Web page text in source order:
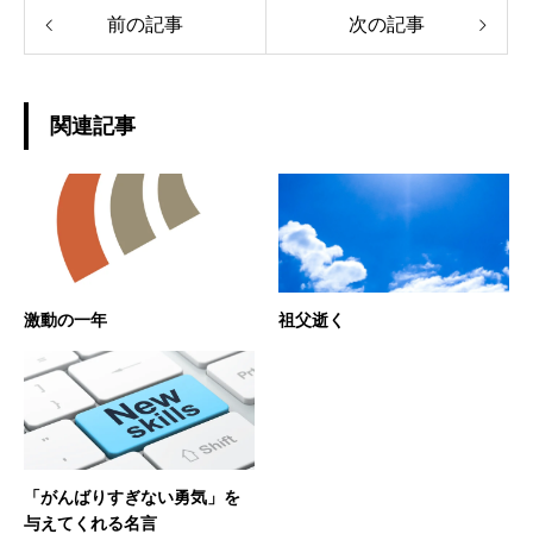
前の記事 次の記事
関連記事
激動の一年 祖父逝く
「がんばりすぎない勇気」を
与えてくれる名言